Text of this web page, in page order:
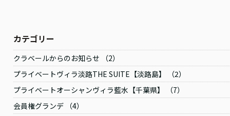
カテゴリー
クラベールからのお知らせ （2）
プライベートヴィラ淡路THE SUITE【淡路島】 （2）
プライベートオーシャンヴィラ藍水【千葉県】 （7）
会員権グランデ （4）